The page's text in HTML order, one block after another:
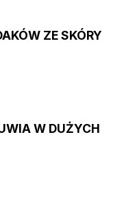
ZE SKÓRY
W DUŻYCH